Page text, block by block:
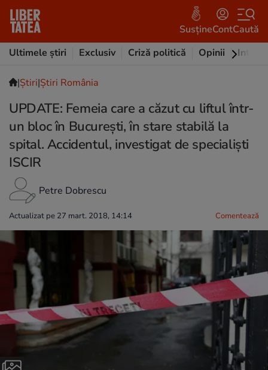
SusțineContCaută
Ultimele știri
Exclusiv Criză politică Opinii
|Ştiri|Știri România
UPDATE: Femeia care a căzut cu liftul într-
un bloc în București, în stare stabilă la
spital. Accidentul, investigat de specialiști
ISCIR
Petre Dobrescu
Actualizat pe 27 mart. 2018, 14:14 Comentează